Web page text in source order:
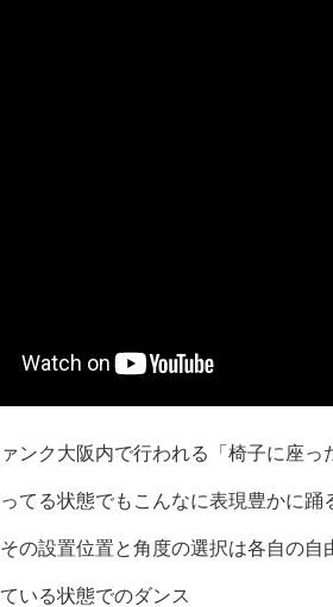
ンク大阪内で行われる「椅子に座
てる状態でもこんなに表現豊かに
その設置位置と角度の選択は各自の自
いる状態でのダンス